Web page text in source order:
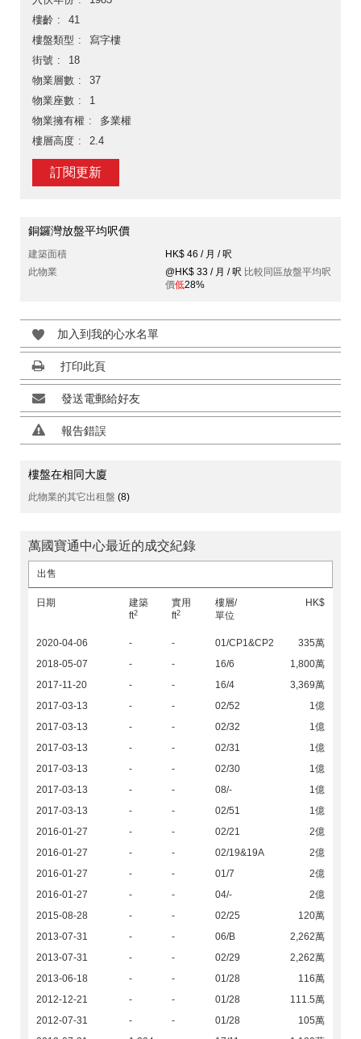
樓齡
41
樓盤類型
寫字樓
街號
18
物業層數
37
物業座數
1
物業擁有權
多業權
樓層高度
2.4
訂閱更新
銅鑼灣放盤平均呎價
建築面積
HK$ 46 / 月 / 呎
此物業
@HK$ 33 / 月 / 呎 比較同區放盤平均呎
價低28%
加入到我的心水名單
打印此頁
發送電郵給好友
報告錯誤
樓盤在相同大廈
此物業的其它出租盤 (8)
萬國寶通中心最近的成交紀錄
出售
日期
建築
ft2
實用
ft2
樓層/
單位
HK$
2020-04-06 - - 01/CP1&CP2
335萬
2018-05-07
- - 16/6
1,800萬
2017-11-20
- - 16/4
3,369萬
2017-03-13
- - 02/52
1億
2017-03-13
- - 02/32
1億
2017-03-13
- - 02/31
1億
2017-03-13
- - 02/30
1億
2017-03-13
- - 08/-
1億
2017-03-13
- - 02/51
1億
2016-01-27
- - 02/21
2億
2016-01-27
- - 02/19&19A
2億
2016-01-27
- - 01/7
2億
2016-01-27
- - 04/-
2億
2015-08-28
- - 02/25
120萬
2013-07-31
- - 06/B
2,262萬
2013-07-31
- - 02/29
2,262萬
2013-06-18
- - 01/28
116萬
2012-12-21
- - 01/28
111.5萬
2012-07-31
- - 01/28
105萬